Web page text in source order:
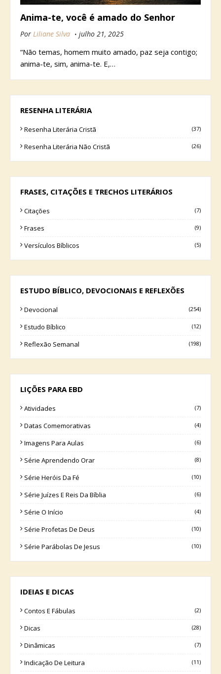
Anima-te, você é amado do Senhor
Por Liliane Silva julho 21, 2025
“Não temas, homem muito amado, paz seja contigo;
anima-te, sim, anima-te. E,…
RESENHA LITERÁRIA
Resenha Literária Cristã (37)
Resenha Literária Não Cristã (26)
FRASES, CITAÇÕES E TRECHOS LITERÁRIOS
Citações (7)
Frases (9)
Versículos Bíblicos (5)
ESTUDO BÍBLICO, DEVOCIONAIS E REFLEXÕES
Devocional (254)
Estudo Bíblico (12)
Reflexão Semanal (198)
LIÇÕES PARA EBD
Atividades (7)
Datas Comemorativas (4)
Imagens Para Aulas (6)
Série Aprendendo Orar (8)
Série Heróis Da Fé (10)
Série Juízes E Reis Da Bíblia (6)
Série O Início (4)
Série Profetas De Deus (10)
Série Parábolas De Jesus (10)
IDEIAS E DICAS
Contos E Fábulas (2)
Dicas (28)
Dinâmicas (7)
Indicação De Leitura (11)